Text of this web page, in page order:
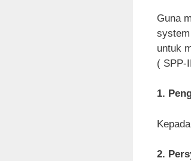
Guna
untuk
( SPP-
1.
2.